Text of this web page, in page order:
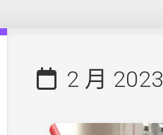
2 月 2023